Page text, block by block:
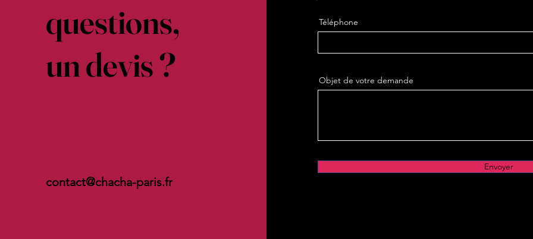
questions,
un devis ?
contact@chacha-paris.fr
Téléphone
Objet de votre demande
Envoyer